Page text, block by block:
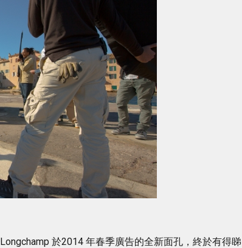
於2014 年春季廣告的全新面孔，終於有得睇